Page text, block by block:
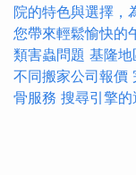
院的特色與選擇，
您帶來輕鬆愉快的
類害蟲問題 基隆地
不同搬家公司報價
骨服務 搜尋引擎